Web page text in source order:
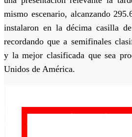
mismo escenario, alcanzando
instalaron en la décima casilla
recordando que a semifinales
y la mejor clasificada que sea
Unidos de América.